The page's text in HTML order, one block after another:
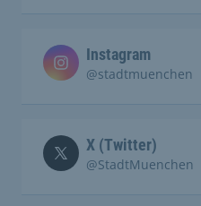
Instagram
@stadtmuenchen
X (Twitter)
@StadtMuenchen